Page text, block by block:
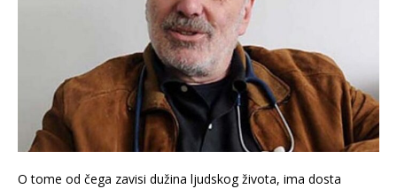
O tome od čega zavisi dužina ljudskog života, ima dosta